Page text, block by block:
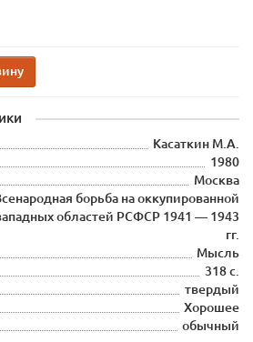
Касаткин М.А.
1980
Москва
борьба на оккупированной
областей РСФСР 1941 — 1943
гг.
Мысль
318 с.
твердый
Хорошее
обычный